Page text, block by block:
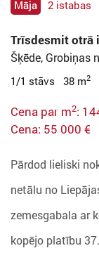
Māja 2 istabas
Trīsdesmit otrā
Šķēde, Grobiņas
1/1 stāvs 38 m2
Cena par m2:
Cena: 55 000 €
Pārdod lieliski
netālu no
zemesgabala ar
kopējo platību